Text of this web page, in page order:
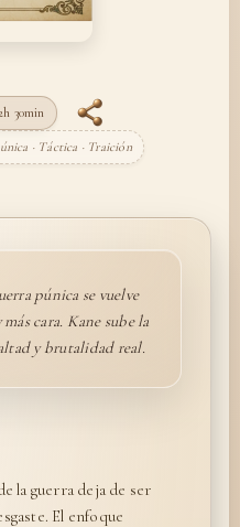
30min
· Táctica · Traición
púnica se vuelve
cara. Kane sube la
y brutalidad real.
la guerra deja de ser
El enfoque